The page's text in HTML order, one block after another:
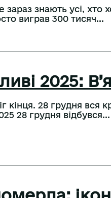
зараз знають усі,
виграв 300 тисяч...
2025:
кінця. 28 грудня вся
28 грудня відбувся...